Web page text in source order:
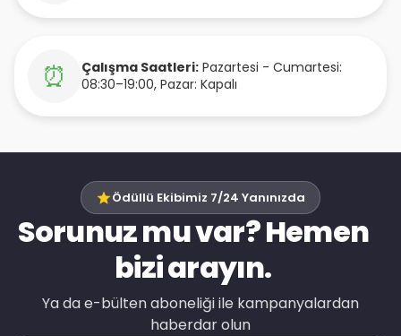
⏰ Çalışma Saatleri: Pazartesi - Cumartesi:
08:30–19:00, Pazar: Kapalı
Ödüllü Ekibimiz 7/24 Yanınızda
Sorunuz mu var? Hemen
bizi arayın.
Ya da e-bülten aboneliği ile kampanyalardan
haberdar olun